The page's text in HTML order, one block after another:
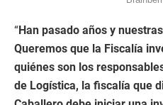
“Han pasado años y
Queremos que la Fiscalía
quiénes son los
de Logística, la fiscalía que